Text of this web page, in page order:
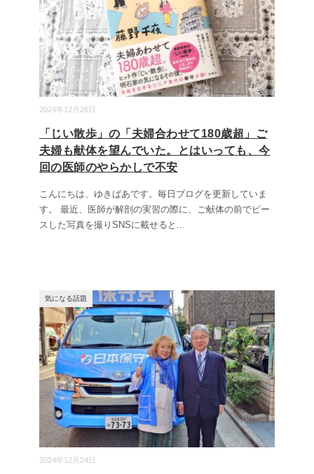
2024年12月26日
「じい散歩」の「夫婦合わせて180歳超」ご
夫婦も献体を望んでいた。とはいっても、今
回の医師のやらかしで不安
こんにちは、ゆきばあです。毎日ブログを更新していま
す。 最近、医師が解剖の実習の際に、ご献体の前でピー
スした写真を撮りSNSに載せると ...
2024年12月24日
気になる話題